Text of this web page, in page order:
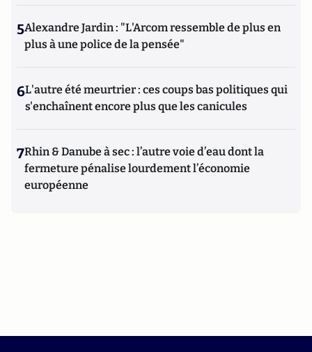
5Alexandre Jardin : "L'Arcom ressemble de plus en
plus à une police de la pensée"
6L'autre été meurtrier : ces coups bas politiques qui
s'enchaînent encore plus que les canicules
7Rhin & Danube à sec : l’autre voie d’eau dont la
fermeture pénalise lourdement l’économie
européenne